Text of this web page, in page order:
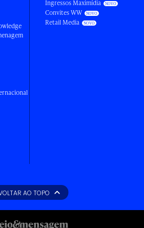
Ingressos Maximídia
Convites WW
Retail Media
AO TOPO